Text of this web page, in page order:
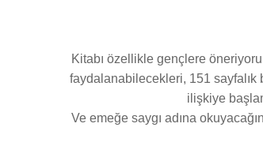
Kitabı özellikle gençlere
faydalanabilecekleri, 151 sayfalık
ilişkiye
Ve emeğe saygı adına